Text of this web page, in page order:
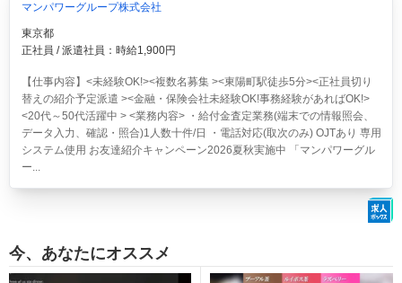
マンパワーグループ株式会社
東京都
正社員 / 派遣社員：時給1,900円
【仕事内容】<未経験OK!><複数名募集 ><東陽町駅徒歩5分><正社員切り
替えの紹介予定派遣 ><金融・保険会社未経験OK!事務経験があればOK!>
<20代～50代活躍中 > <業務内容> ・給付金査定業務(端末での情報照会、
データ入力、確認・照合)1人数十件/日 ・電話対応(取次のみ) OJTあり 専用
システム使用 お友達紹介キャンペーン2026夏秋実施中 「マンパワーグル
ー...
今、あなたにオススメ